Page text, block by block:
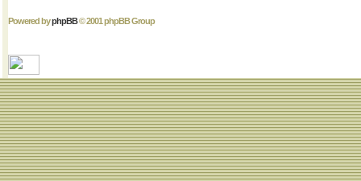
Powered byphpBB© 2001 phpBB Group